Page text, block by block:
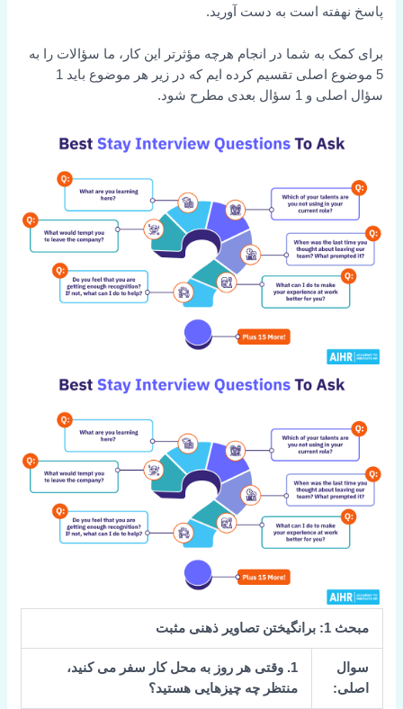
پاسخ نهفته است به دست آورید.
برای کمک به شما در انجام هرچه مؤثرتر این کار، ما سؤالات را به
5 موضوع اصلی تقسیم کرده ایم که در زیر هر موضوع باید 1
سؤال اصلی و 1 سؤال بعدی مطرح شود.
مبحث 1: برانگیختن تصاویر ذهنی مثبت
سوال
اصلی:
1. وقتی هر روز به محل کار سفر می کنید،
منتظر چه چیزهایی هستید؟